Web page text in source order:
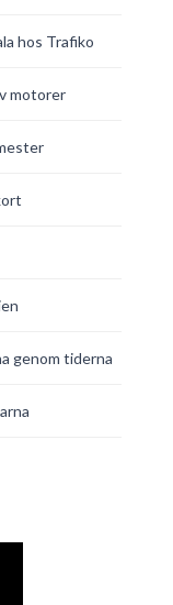
hos Trafiko
motorer
genom tiderna